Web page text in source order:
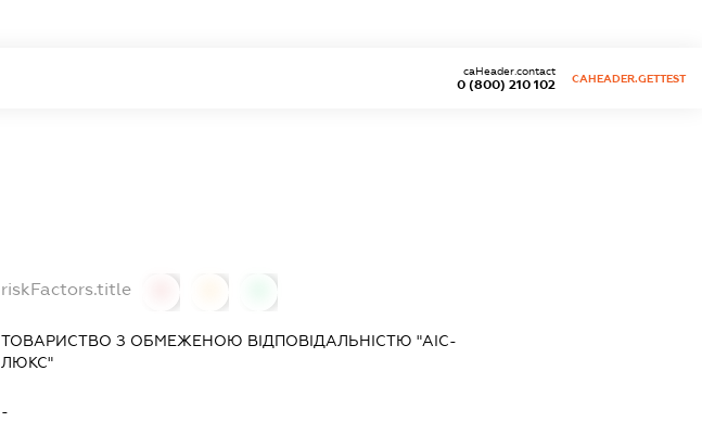
0 (800) 210 102
caHeader.contact
CAHEADER.GETTEST
riskFactors.title
ТОВАРИСТВО З ОБМЕЖЕНОЮ ВІДПОВІДАЛЬНІСТЮ "АІС-
ЛЮКС"
-